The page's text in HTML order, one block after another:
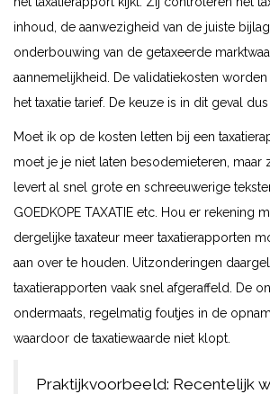
inhoud, de aanwezigheid van de juiste
onderbouwing van de getaxeerde
aannemelijkheid. De validatiekosten
het taxatie tarief. De keuze is in dit geval dus
Moet ik op de kosten letten bij een
moet je je niet laten besodemieteren, maar
levert al snel grote en schreeuwerige
GOEDKOPE TAXATIE etc. Hou er rekening
dergelijke taxateur meer taxatierapporten
aan over te houden. Uitzonderingen
taxatierapporten vaak snel afgeraffeld. De
ondermaats, regelmatig foutjes in de
waardoor de taxatiewaarde niet klopt.
Praktijkvoorbeeld: Recentelijk